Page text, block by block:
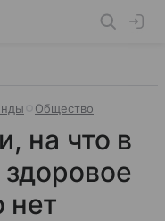
Общество
на что в
здоровое
нет